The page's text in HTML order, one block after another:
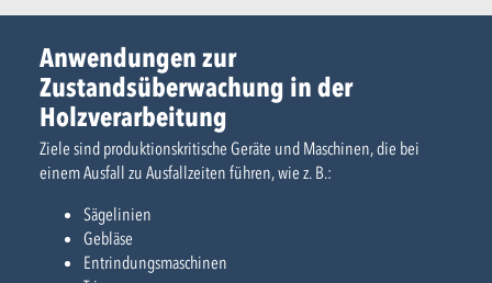
Anwendungen zur
Zustandsüberwachung in der
Holzverarbeitung
Ziele sind produktionskritische Geräte und Maschinen, die bei
einem Ausfall zu Ausfallzeiten führen, wie z. B.:
Sägelinien
Gebläse
Entrindungsmaschinen